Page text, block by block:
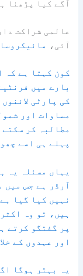
آگے کیا پڑھنا
عالمی شراکت
آئی،
کون کہتا ہے کہ
بارے میں
مساوات اور
مطالبہ کر
پہلے ہی اسے
یہاں مسئلہ یہ
آرڈر ہے جس میں
ہیں، تو وہ
پر گفتگو کرتے
اور عہدوں کے
یہ بہتر ہوگا